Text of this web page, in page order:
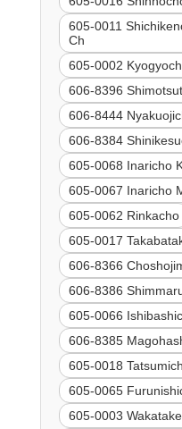
605-0011
Ch
605-0002
606-8396
606-8444
606-8384
605-0068 Inaricho
605-0067 Inaricho
605-0062 Rinkacho
605-0017
606-8366
606-8386
605-0066
606-8385
605-0018
605-0065
605-0003